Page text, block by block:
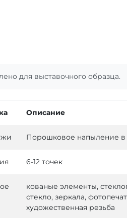
для выставочного образца.
Описание
Порошковое напыление в
6-12 точек
кованые элементы,
стекло, зеркала,
художественная резьба